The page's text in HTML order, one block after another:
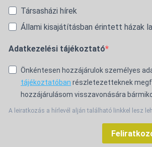
Társasházi hírek
Állami kisajátításban érintett házak
Adatkezelési tájékoztató
Önkéntesen hozzájárulok személyes
tájékoztatóban részletezetteknek
hozzájárulásom visszavonására
A leiratkozás a hírlevél alján található linkkel lesz